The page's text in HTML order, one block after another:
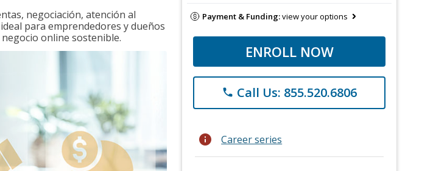
negociación, atención al
para emprendedores y dueños
online sostenible.
Payment & Funding:view your options
ENROLL NOW
phone Call Us: 855.520.6806
info Career series